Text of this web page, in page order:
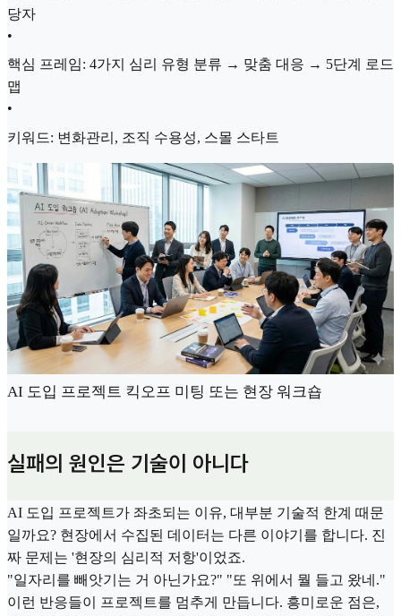
당자
•
핵심 프레임: 4가지 심리 유형 분류 → 맞춤 대응 → 5단계 로드
맵
•
키워드: 변화관리, 조직 수용성, 스몰 스타트
AI 도입 프로젝트 킥오프 미팅 또는 현장 워크숍
실패의 원인은 기술이 아니다
AI 도입 프로젝트가 좌초되는 이유, 대부분 기술적 한계 때문
일까요? 현장에서 수집된 데이터는 다른 이야기를 합니다. 진
짜 문제는 '현장의 심리적 저항'이었죠.
"일자리를 빼앗기는 거 아닌가요?" "또 위에서 뭘 들고 왔네."
이런 반응들이 프로젝트를 멈추게 만듭니다. 흥미로운 점은,